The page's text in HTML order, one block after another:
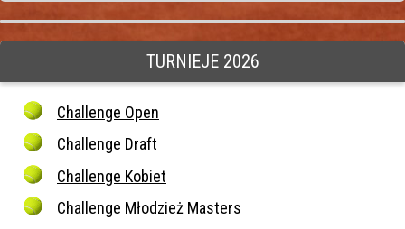
TURNIEJE 2026
Challenge Open
Challenge Draft
Challenge Kobiet
Challenge Młodzież Masters